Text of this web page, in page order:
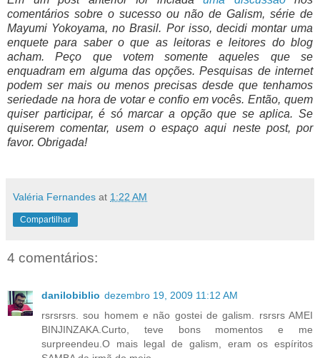
comentários sobre o sucesso ou não de Galism, série de
Mayumi Yokoyama, no Brasil. Por isso, decidi montar uma
enquete para saber o que as leitoras e leitores do blog
acham. Peço que votem somente aqueles que se
enquadram em alguma das opções. Pesquisas de internet
podem ser mais ou menos precisas desde que tenhamos
seriedade na hora de votar e confio em vocês. Então, quem
quiser participar, é só marcar a opção que se aplica. Se
quiserem comentar, usem o espaço aqui neste post, por
favor. Obrigada!
Valéria Fernandes at 1:22 AM
Compartilhar
4 comentários:
danilobiblio dezembro 19, 2009 11:12 AM
rsrsrsrs. sou homem e não gostei de galism. rsrsrs AMEI
BINJINZAKA.Curto, teve bons momentos e me
surpreendeu.O mais legal de galism, eram os espíritos